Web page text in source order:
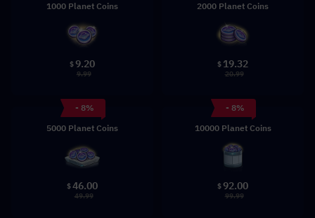
1000 Planet Coins
$9.20
9.99
2000 Planet Coins
$ 19.32
20.99
- 8%
5000 Planet Coins
$46.00
49.99
- 8%
10000 Planet Coins
$92.00
99.99